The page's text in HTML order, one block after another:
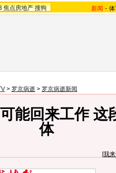
焦点房地产 搜狗 新闻 -
> 罗京病逝 > 罗京病逝新闻
能回来工作 这
体
[我